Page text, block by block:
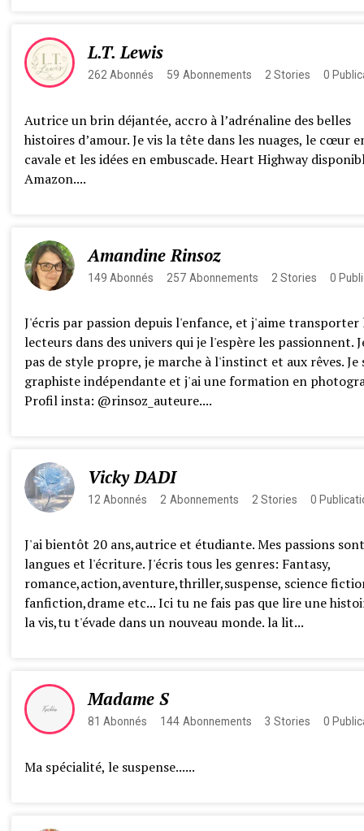
L.T. Lewis
262 Abonnés 59 Abonnements 2 Stories 0
Autrice un brin déjantée, accro à l’adrénaline des belles
histoires d’amour. Je vis la tête dans les nuages, le cœur
cavale et les idées en embuscade. Heart Highway
Amazon....
Amandine Rinsoz
149 Abonnés 257 Abonnements 2 Stories 0
J'écris par passion depuis l'enfance, et j'aime transporter
lecteurs dans des univers qui je l'espère les passionnent.
pas de style propre, je marche à l'instinct et aux rêves. Je
graphiste indépendante et j'ai une formation en
Profil insta: @rinsoz_auteure....
Vicky DADI
12 Abonnés 2 Abonnements 2 Stories 0
J'ai bientôt 20 ans,autrice et étudiante. Mes passions
langues et l'écriture. J'écris tous les genres: Fantasy,
romance,action,aventure,thriller,suspense, science
fanfiction,drame etc... Ici tu ne fais pas que lire une
la vis,tu t'évade dans un nouveau monde. la lit...
Madame S
81 Abonnés 144 Abonnements 3 Stories 0
Ma spécialité, le suspense......